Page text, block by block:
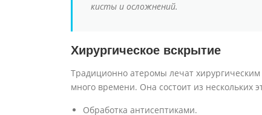
кисты и осложнений.
Хирургическое вскрытие
Традиционно атеромы лечат
много времени. Она состоит из нескольких
Обработка антисептиками.